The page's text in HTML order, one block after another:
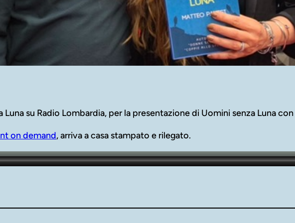
Luna su Radio Lombardia, per la presentazione di Uomini senza Luna
on demand, arriva a casa stampato e rilegato.